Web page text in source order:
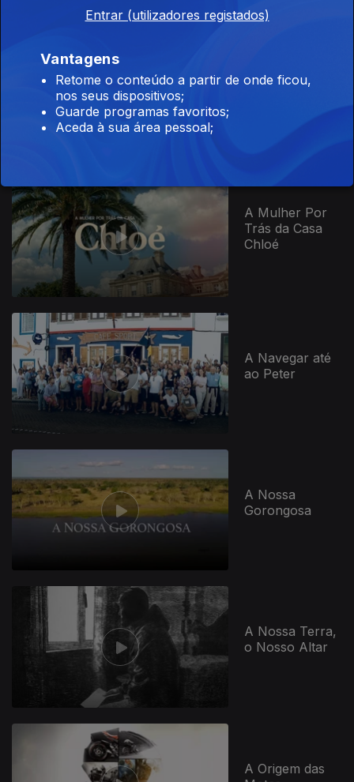
A Minha Tese -
A Mulher Por
Trás da Casa
Chloé
A Navegar até
ao Peter
A Nossa
Gorongosa
A Nossa Terra,
o Nosso Altar
A Origem das
Entrar (utilizadores registados)
Vantagens
Retome o conteúdo a partir de onde ficou,
nos seus dispositivos;
Guarde programas favoritos;
Aceda à sua área pessoal;